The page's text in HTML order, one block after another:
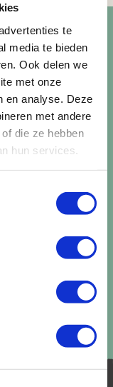
te
media te bieden
Ook delen we
met onze
en analyse. Deze
met andere
die ze hebben
hun services.
de
met de
weer
omgaan met uw